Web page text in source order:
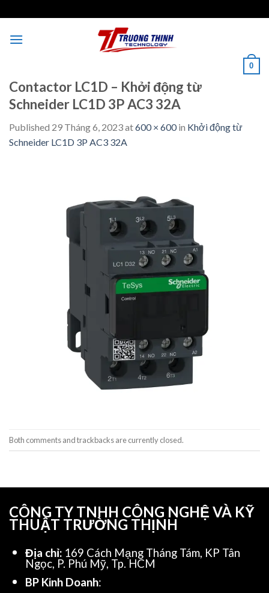
to
content
0
Contactor LC1D – Khởi động từ
Schneider LC1D 3P AC3 32A
Published 29 Tháng 6, 2023at600 × 600in Khởi động từ
Schneider LC1D 3P AC3 32A
Both comments and trackbacks are currently closed.
CÔNG TY TNHH CÔNG NGHỆ VÀ KỸ
THUẬT TRƯỜNG THỊNH
Địa chỉ: 169 Cách Mạng Tháng Tám, KP Tân
Ngọc, P. Phú Mỹ, Tp. HCM
BP Kinh Doanh: